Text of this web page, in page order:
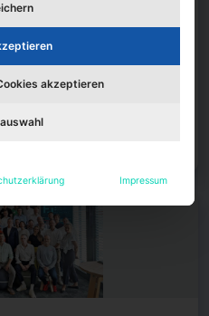
Vertrieb bei
Investmentmanager,
und Head of European
2026
akzeptieren
Impressum